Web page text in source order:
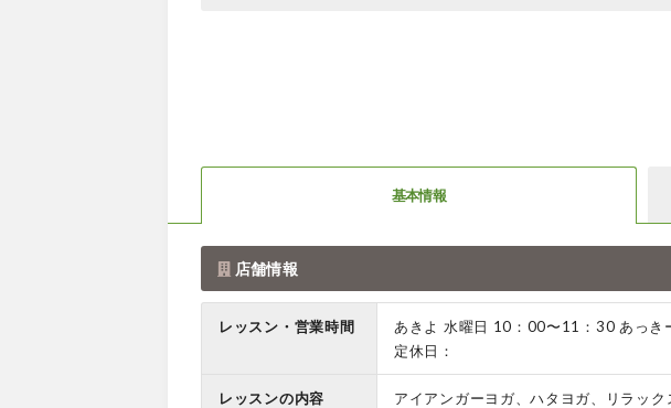
基本情報
店舗情報
レッスン・営業時間
あきよ 水曜日 10：00〜11：30 あっ
定休日：
レッスンの内容 アイアンガーヨガ、ハタヨガ、リラッ